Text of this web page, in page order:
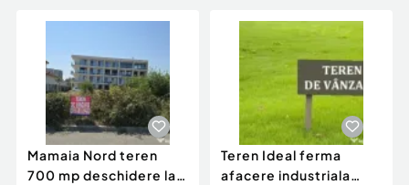
Mamaia Nord teren
700 mp deschidere la
Teren Ideal ferma
afacere industriala